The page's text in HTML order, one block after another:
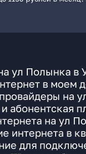
ул Полынка в
в моем
на
абонентская
на ул
интернета в
для